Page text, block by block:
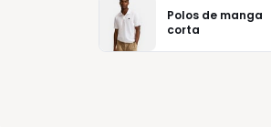
Polos de manga
corta